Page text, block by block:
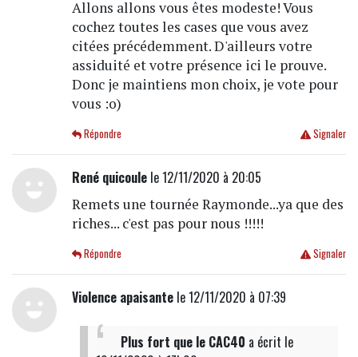
Allons allons vous êtes modeste! Vous
cochez toutes les cases que vous avez
citées précédemment. D'ailleurs votre
assiduité et votre présence ici le prouve.
Donc je maintiens mon choix, je vote pour
vous :o)
Signaler
Répondre
René quicoulele 12/11/2020 à 20:05
Remets une tournée Raymonde...ya que des
riches... c'est pas pour nous !!!!!
Signaler
Répondre
Violence apaisantele 12/11/2020 à 07:39
Plus fort que le CAC40 a écrit le